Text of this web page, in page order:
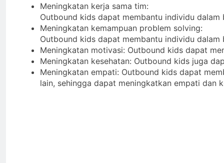
Meningkatan kerja sama tim:
Outbound kids dapat membantu individu
Meningkatan kemampuan problem solving:
Outbound kids dapat membantu individu
Meningkatan motivasi: Outbound kids dapat
Meningkatan kesehatan: Outbound kids juga
Meningkatan empati: Outbound kids dapat
lain, sehingga dapat meningkatkan empati dan